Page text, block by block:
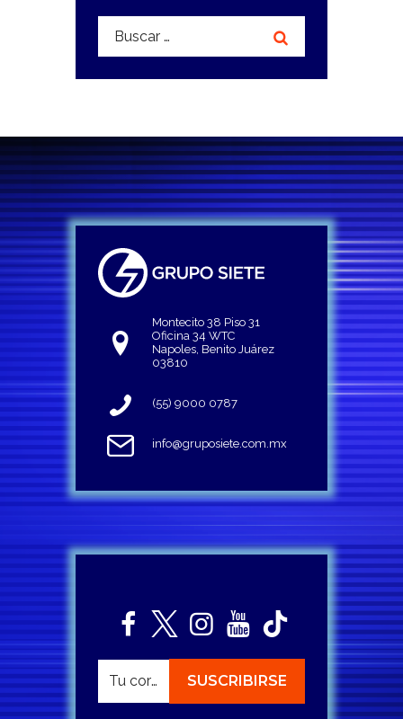
Buscar:
Montecito 38 Piso 31
Oficina 34 WTC
Napoles, Benito Juárez
03810
(55) 9000 0787
info@gruposiete.com.mx